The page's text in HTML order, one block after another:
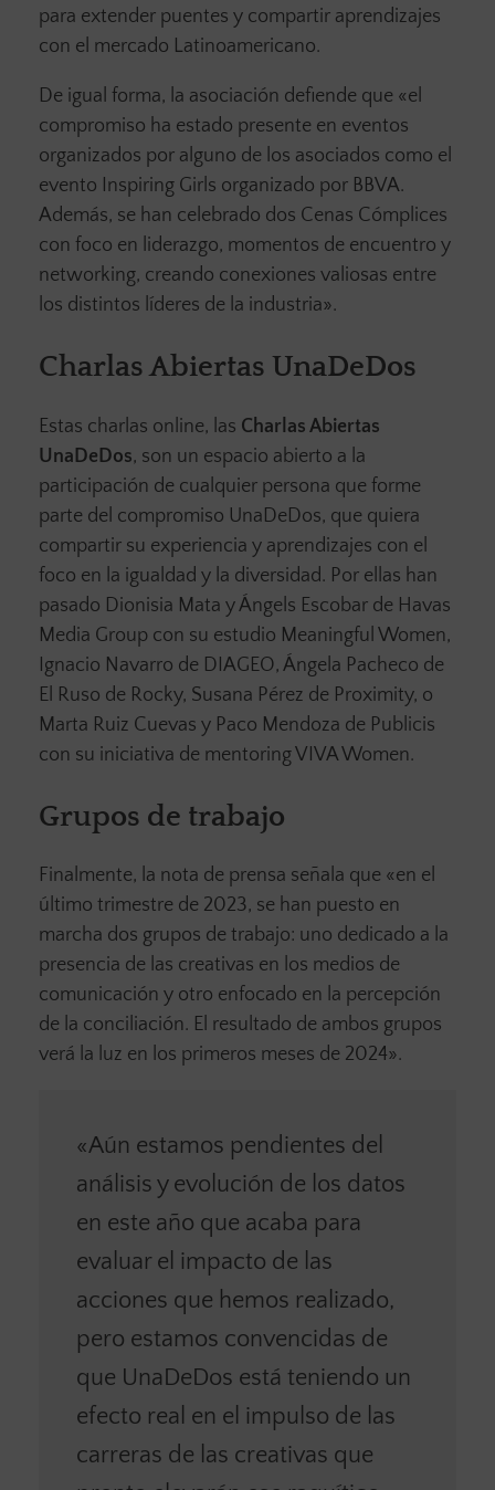
para extender puentes y compartir aprendizajes
con el mercado Latinoamericano.
De igual forma, la asociación defiende que «el
compromiso ha estado presente en eventos
organizados por alguno de los asociados como el
evento Inspiring Girls organizado por BBVA.
Además, se han celebrado dos Cenas Cómplices
con foco en liderazgo, momentos de encuentro y
networking, creando conexiones valiosas entre
los distintos líderes de la industria».
Charlas Abiertas UnaDeDos
Estas charlas online, las Charlas Abiertas
UnaDeDos, son un espacio abierto a la
participación de cualquier persona que forme
parte del compromiso UnaDeDos, que quiera
compartir su experiencia y aprendizajes con el
foco en la igualdad y la diversidad. Por ellas han
pasado Dionisia Mata y Ángels Escobar de Havas
Media Group con su estudio Meaningful Women,
Ignacio Navarro de DIAGEO, Ángela Pacheco de
El Ruso de Rocky, Susana Pérez de Proximity, o
Marta Ruiz Cuevas y Paco Mendoza de Publicis
con su iniciativa de mentoring VIVA Women.
Grupos de trabajo
Finalmente, la nota de prensa señala que «en el
último trimestre de 2023, se han puesto en
marcha dos grupos de trabajo: uno dedicado a la
presencia de las creativas en los medios de
comunicación y otro enfocado en la percepción
de la conciliación. El resultado de ambos grupos
verá la luz en los primeros meses de 2024».
«Aún estamos pendientes del
análisis y evolución de los datos
en este año que acaba para
evaluar el impacto de las
acciones que hemos realizado,
pero estamos convencidas de
que UnaDeDos está teniendo un
efecto real en el impulso de las
carreras de las creativas que